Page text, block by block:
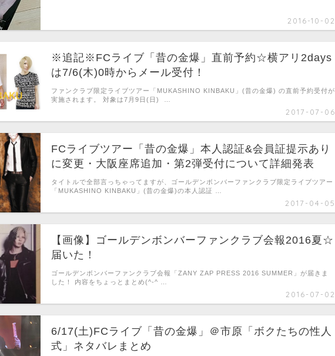
2016-10-02
※追記※FCライブ「昔の金爆」直前予約☆横アリ2days
は7/6(木)0時からメール受付！
2017-07-06
ファンクラブ限定ライブツアー「MUKASHINO KINBAKU」(昔の金爆) の直前予約受付が
実施されます。 対象は7月9日(日) …
FCライブツアー「昔の金爆」本人認証&会員証提示あり
に変更・大阪座席追加・第2弾受付について詳細発表
2017-04-05
タイトルで全部言っちゃってますが、ゴールデンボンバーファンクラブ限定ライブツアー
「MUKASHINO KINBAKU」(昔の金爆)の本人認証 …
【画像】ゴールデンボンバーファンクラブ会報2016夏☆
届いた！
2016-07-02
ゴールデンボンバーファンクラブ会報「ZANY ZAP PRESS 2016 SUMMER」が届きま
した！ 内容をちょっとまとめ(^-^ …
6/17(土)FCライブ「昔の金爆」＠市原「ボクたちの性人
式」ネタバレまとめ